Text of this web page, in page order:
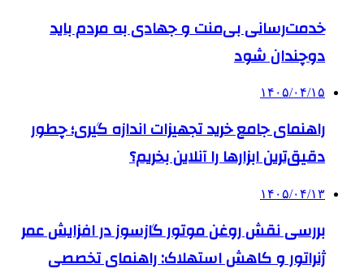
خدمت‌رسانی بی‌منت و جهادی به مردم باید
دوچندان شود
۱۴۰۵/۰۴/۱۵
راهنمای جامع خرید تجهیزات اندازه گیری؛ چطور
دقیق‌ترین ابزارها را آنلاین بخریم؟
۱۴۰۵/۰۴/۱۳
بررسی نقش روغن موتور گازسوز در افزایش عمر
ژنراتور و کاهش استهلاک: راهنمای تخصصی